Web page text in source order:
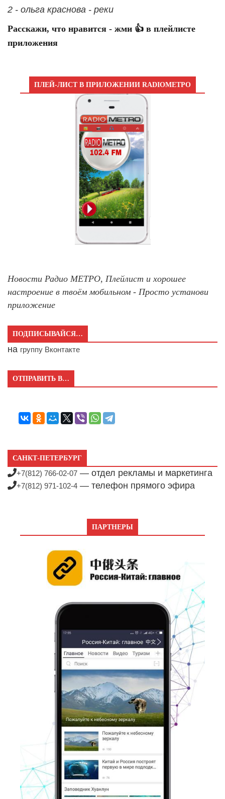
2 - ольга краснова - реки
Расскажи, что нравится - жми 👍 в плейлисте
приложения
ПЛЕЙ-ЛИСТ В ПРИЛОЖЕНИИ RADIOМЕТРО
Новости Радио МЕТРО, Плейлист и хорошее
настроение в твоём мобильном - Просто установи
приложение
ПОДПИСЫВАЙСЯ…
на группу Вконтакте
ОТПРАВИТЬ В…
САНКТ-ПЕТЕРБУРГ
+7(812) 766-02-07 — отдел рекламы и маркетинга
+7(812) 971-102-4 — телефон прямого эфира
ПАРТНЕРЫ